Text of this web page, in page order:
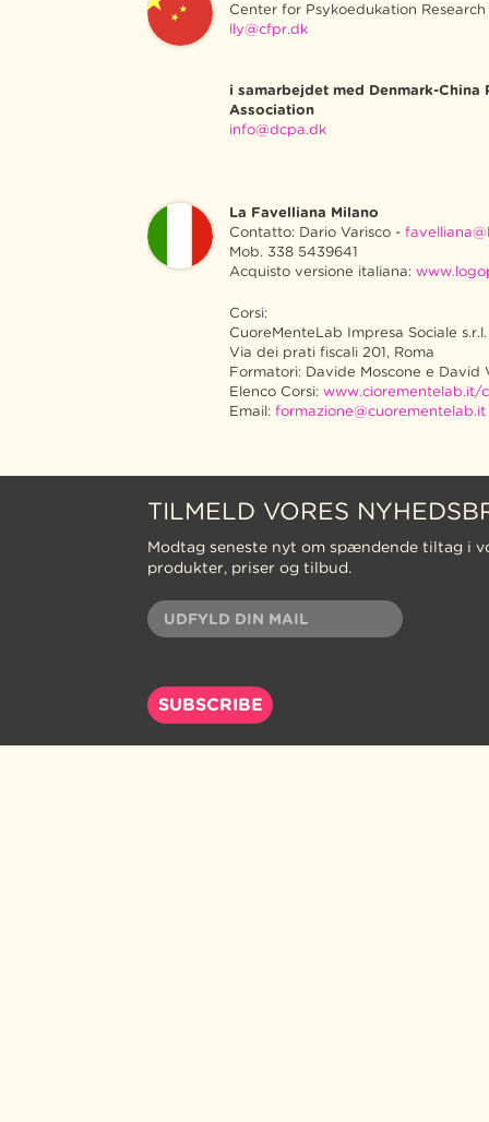
Center for Psykoedukation Research
lly@cfpr.dk
i samarbejdet med Denmark-China
Association
info@dcpa.dk
La Favelliana Milano
Contatto: Dario Varisco -
Mob. 338 5439641
Acquisto versione italiana:
Corsi:
CuoreMenteLab Impresa Sociale s.r.l.
Via dei prati fiscali 201, Roma
Formatori: Davide Moscone e David
Elenco Corsi: www.ciorementelab.it/
Email: formazione@cuorementelab.it
TILMELD VORES
Modtag seneste nyt om spændende tiltag i
produkter, priser og tilbud.